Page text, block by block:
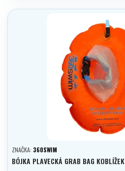
ZNAČKA: 360SWIM
BÓJKA PLAVECKÁ GRAB BAG KOBLÍŽEK